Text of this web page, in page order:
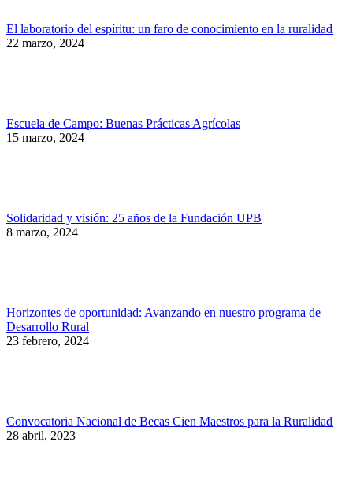
El laboratorio del espíritu: un faro de conocimiento en la ruralidad
22 marzo, 2024
Escuela de Campo: Buenas Prácticas Agrícolas
15 marzo, 2024
Solidaridad y visión: 25 años de la Fundación UPB
8 marzo, 2024
Horizontes de oportunidad: Avanzando en nuestro programa de
Desarrollo Rural
23 febrero, 2024
Convocatoria Nacional de Becas Cien Maestros para la Ruralidad
28 abril, 2023